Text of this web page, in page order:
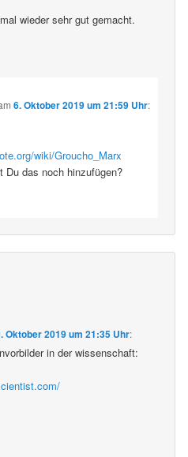
wieder sehr gut gemacht.
6. Oktober 2019 um 21:59 Uhr:
wiki/Groucho_Marx
das noch hinzufügen?
Oktober 2019 um 21:35 Uhr:
in der wissenschaft: